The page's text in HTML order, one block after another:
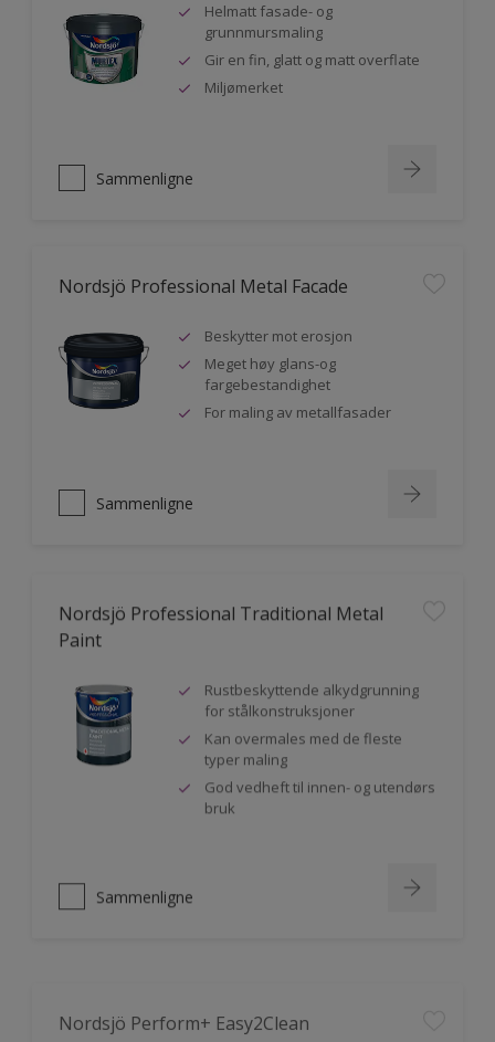
Helmatt fasade- og
grunnmursmaling
Gir en fin, glatt og matt overflate
Miljømerket
Sammenligne
Nordsjö Professional Metal Facade
Beskytter mot erosjon
Meget høy glans-og
fargebestandighet
For maling av metallfasader
Sammenligne
Nordsjö Professional Traditional Metal
Paint
Rustbeskyttende alkydgrunning
for stålkonstruksjoner
Kan overmales med de fleste
typer maling
God vedheft til innen- og utendørs
bruk
Sammenligne